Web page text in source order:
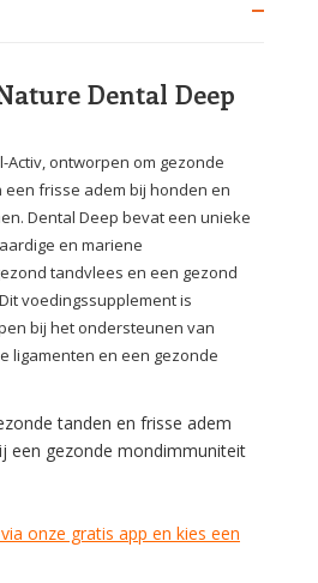
Dental Deep
Activ, ontworpen om gezonde
frisse adem bij honden en
Dental Deep bevat een unieke
en mariene
tandvlees en een gezond
voedingssupplement is
bij het ondersteunen van
ligamenten en een gezonde
tanden en frisse adem
een gezonde mondimmuniteit
onze gratis app en kies een